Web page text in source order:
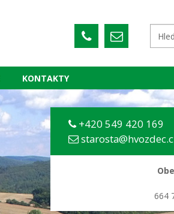
KONTAKTY
+420 549 420 169
664